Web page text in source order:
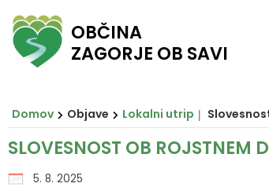
OBČINA
ZAGORJE OB SAVI
Domov Objave Lokalni utrip
SLOVESNOST OB ROJSTNEM
5. 8. 2025
O ZAGORJU
Zagorje nekoč
Zagorje danes
Podžupan
Občinski svet
Občinski svet
Seje občinskega sveta
Posnetki sej
OBJAVE
Razpisi in objave
Predpisi občine
LOKALNO
Društva in združenja
Pomembni kontakti
E-OBČINA
Predlogi in pobude
E-obveščanje
Za pričetek iskanja kliknite na puščico